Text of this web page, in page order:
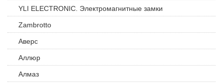
YLI ELECTRONIC. Электромагнитные замки
Zambrotto
Аверс
Аллюр
Алмаз